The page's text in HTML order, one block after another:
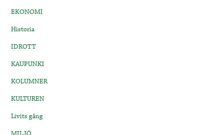
EKONOMI
Historia
IDROTT
KAUPUNKI
KOLUMNER
KULTUREN
Livits gång